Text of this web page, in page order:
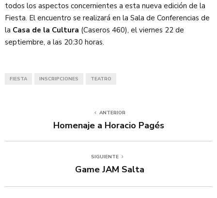
todos los aspectos concernientes a esta nueva edición de la
Fiesta. El encuentro se realizará en la Sala de Conferencias de
la Casa de la Cultura (Caseros 460), el viernes 22 de
septiembre, a las 20:30 horas.
FIESTA INSCRIPCIONES TEATRO
ANTERIOR
Homenaje a Horacio Pagés
SIGUIENTE
Game JAM Salta